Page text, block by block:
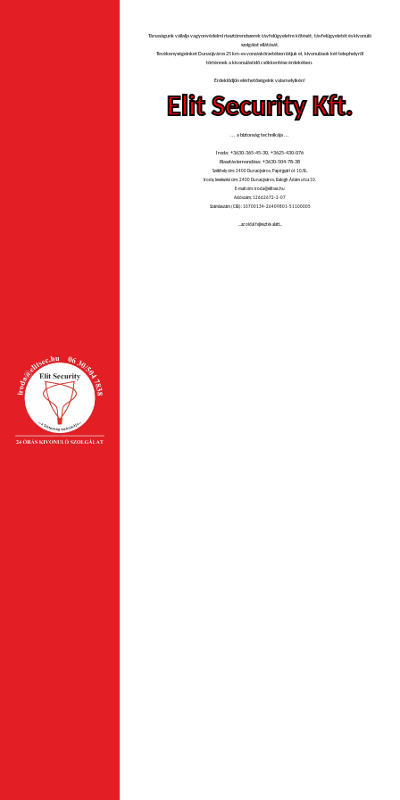
Társaságunk vállalja vagyonvédelmi riasztórendszerek távfelügyeletre kötését, távfelügyeletét és kivonuló
szolgálat ellátását.
Tevékenységeinket Dunaújváros 25 km-es vonzáskörzetében látjuk el, kivonulások két telephelyről
történnek a kivonulási idő csökkentése érdekében.
Érdeklődjön elérhetőségeink valamelyikén!
Elit Security Kft.
... a biztonság technikája ...
Iroda: +3630-365-45-30, +3625-430-076
Riasztás lemondása: +3630-504-78-38
Székhely cím: 2400 Dunaújváros, Papírgyári út 10/B..
Iroda, levelezési cím: 2400 Dunaújváros, Balogh Ádám utca 10.
E-mail cím: iroda@elitsec.hu
Adószám: 12662672-2-07
Számlaszám (CIB): 10700134-26409801-51100005
...az oldal fejlesztés alatt...